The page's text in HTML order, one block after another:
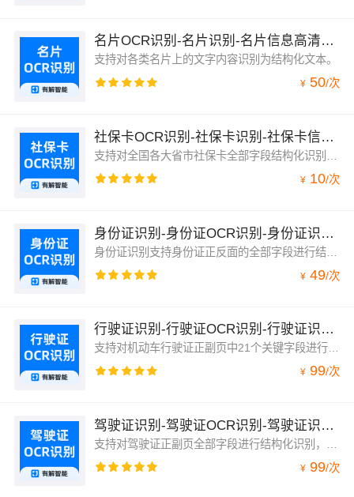
名片OCR识别-名片识别-名片信息高清识别-有解智能
支持对各类名片上的文字内容识别为结构化文本。
¥ 50/次
社保卡OCR识别-社保卡识别-社保卡信息高清识别-有解智能
¥ 10/次
身份证识别-身份证OCR识别-身份证识别-身份证信息高清识别-有解智能
¥ 49/次
行驶证识别-行驶证OCR识别-行驶证识别-行驶证信息高清识别-有解智能
¥ 99/次
驾驶证识别-驾驶证OCR识别-驾驶证识别-驾驶证信息高清识别-有解智能
¥ 99/次